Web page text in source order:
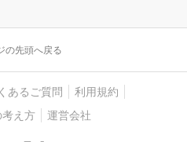
の先頭へ戻る
あるご質問
利用規約
え方
運営会社